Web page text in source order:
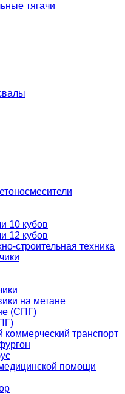
тягачи
10 кубов
12 кубов
строительная техника
на метане
(СПГ)
коммерческий транспорт
помощи